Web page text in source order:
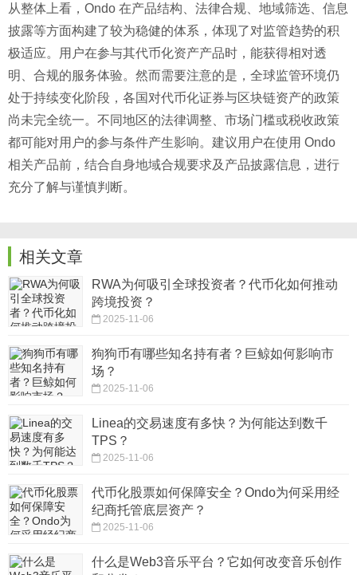
从整体上看，Ondo 在产品结构、法律合规、地域筛选、信息
披露等方面构建了较为稳健的体系，体现了对监管趋势的积
极适应。用户在参与其代币化资产产品时，能获得相对透
明、合规的服务体验。然而需要注意的是，全球监管环境仍
处于持续变化阶段，各国对代币化证券与区块链资产的政策
尚未完全统一。不同地区的法律调整、市场门槛或税收政策
都可能对用户的参与条件产生影响。建议用户在使用 Ondo
相关产品前，结合自身地域合规要求及产品披露信息，进行
充分了解与谨慎判断。
相关文章
RWA为何吸引全球投资者？代币化如何推动
跨境投资？
2025-11-06
狗狗币有哪些知名持有者？巨鲸如何影响市
场？
2025-11-06
Linea的交易速度有多快？为何能达到数千
TPS？
2025-11-06
代币化股票如何保障安全？Ondo为何采用经
纪商托管底层资产？
2025-11-06
什么是Web3音乐平台？它如何改变音乐创作